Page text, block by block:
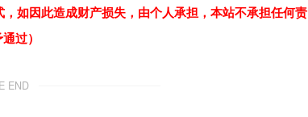
如因此造成财产损失，由个人承担，本站不承担任何责
过）
END